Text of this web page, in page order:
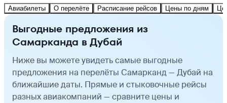
Авиабилеты О перелёте Расписание рейсов Цены по дням
Выгодные предложения из
Самарканда в Дубай
Ниже вы можете увидеть самые выгодные
предложения на перелёты Самарканд — Дубай на
ближайшие даты. Прямые и стыковочные рейсы
разных авиакомпаний — сравните цены и